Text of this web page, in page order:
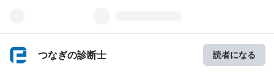
つなぎの診断士 読者になる